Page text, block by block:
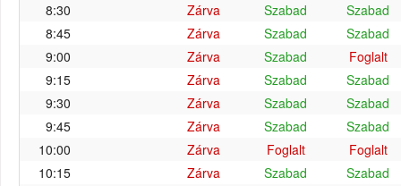
8:30
Zárva Szabad
Szabad
8:45
Zárva Szabad
Szabad
9:00
Zárva Szabad
Foglalt
9:15
Zárva Szabad
Szabad
9:30
Zárva Szabad
Szabad
9:45
Zárva Szabad
Szabad
10:00
Zárva Foglalt
Foglalt
10:15
Zárva Szabad
Szabad